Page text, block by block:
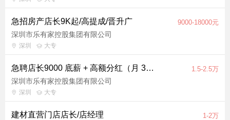
急招房产店长9K起/高提成/晋升广 9000-18000元
深圳市乐有家控股集团有限公司
深圳 大专
急聘店长9000 底薪 + 高额分红（月 35%+ 年 5%） 1.5-2.5万
深圳市乐有家控股集团有限公司
深圳 大专
建材直营门店店长/店经理 1-2万